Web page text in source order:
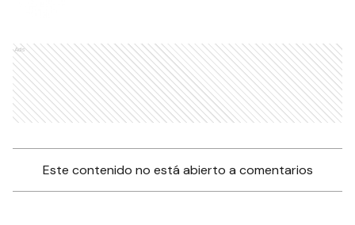
Ads
Este contenido no está abierto a comentarios